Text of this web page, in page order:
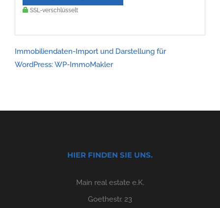
SSL-verschlüsselt
Immobiliendaten-Import und Darstellung für
WordPress: WP-ImmoMakler
HIER FINDEN SIE UNS.
Main real estate e.K.
Goethestr. 23